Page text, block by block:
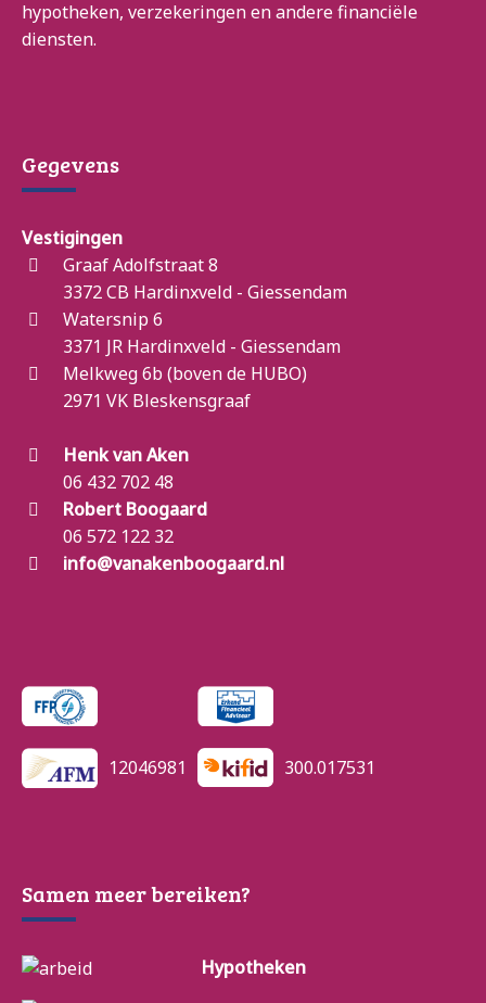
hypotheken, verzekeringen en andere financiële
diensten.
Gegevens
Vestigingen
Graaf Adolfstraat 8
3372 CB Hardinxveld - Giessendam
Watersnip 6
3371 JR Hardinxveld - Giessendam
Melkweg 6b (boven de HUBO)
2971 VK Bleskensgraaf
Henk van Aken
06 432 702 48
Robert Boogaard
06 572 122 32
info@vanakenboogaard.nl
12046981 300.017531
Samen meer bereiken?
Hypotheken